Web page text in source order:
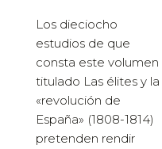
Los dieciocho
estudios de que
consta este volumen
titulado Las élites y la
«revolución de
España» (1808-1814)
pretenden rendir